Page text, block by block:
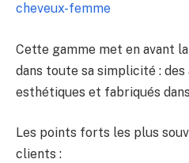
cheveux-femme
Cette gamme met en avant
dans toute sa simplicité :
esthétiques et fabriqués
Les points forts les plus
clients :